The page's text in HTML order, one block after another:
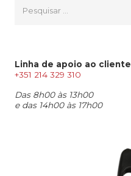
Linha de apoio ao cliente
+351 214 329 310
Das 8h00 às 13h00
e das 14h00 às 17h00